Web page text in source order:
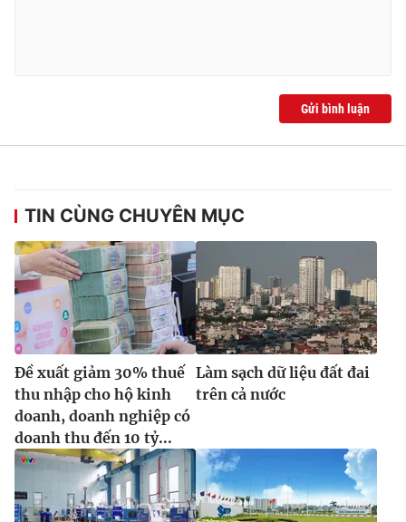
Gửi bình luận
TIN CÙNG CHUYÊN MỤC
Đề xuất giảm 30% thuế
thu nhập cho hộ kinh
doanh, doanh nghiệp có
doanh thu đến 10 tỷ...
Làm sạch dữ liệu đất đai
trên cả nước